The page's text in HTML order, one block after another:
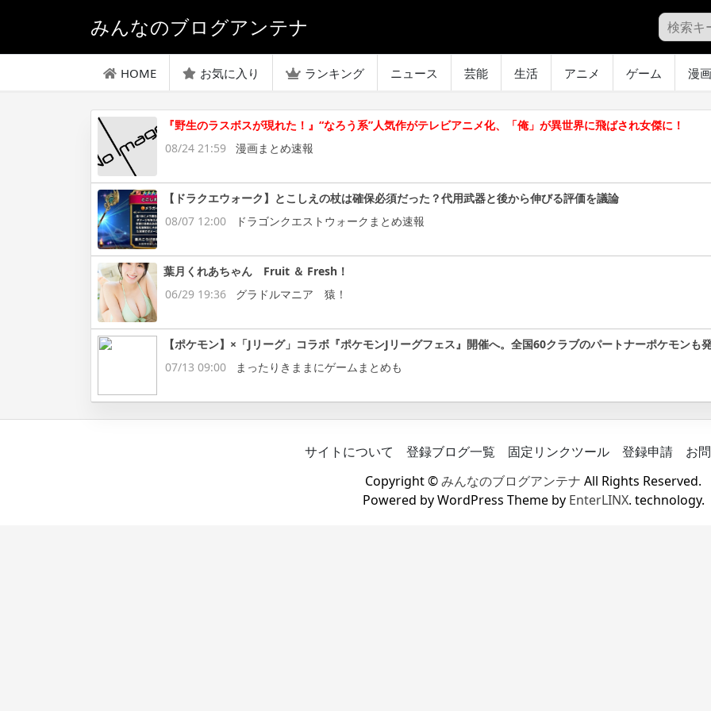
みんなのブログアンテナ
HOME お気に入り ランキング ニュース 芸能 生活 アニメ ゲーム 漫画
『野生のラスボスが現れた！』“なろう系”人気作がテレビアニメ化、「俺」が異世界に飛ばされ女傑に！
08/24 21:59
漫画まとめ速報
【ドラクエウォーク】とこしえの杖は確保必須だった？代用武器と後から伸びる評価を議論
08/07 12:00
ドラゴンクエストウォークまとめ速報
葉月くれあちゃん Fruit ＆ Fresh！
06/29 19:36
グラドルマニア 猿！
【ポケモン】×「Jリーグ」コラボ『ポケモンJリーグフェス』開催へ。全国60クラブのパートナーポケモンも
07/13 09:00
まったりきままにゲームまとめも
サイトについて 登録ブログ一覧 固定リンクツール 登録申請
お
Copyright ©みんなのブログアンテナ All Rights Reserved.
Powered by WordPress Theme by EnterLINX. technology.